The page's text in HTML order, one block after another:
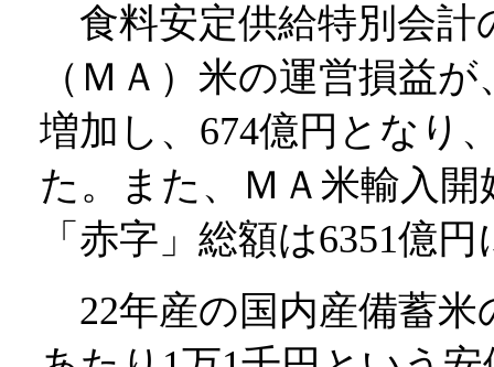
食料安定供給特別会計
（ＭＡ）米の運営損益
増加し、674億円となり
た。また、ＭＡ米輸入開
「赤字」総額は6351億
22年産の国内産備蓄米